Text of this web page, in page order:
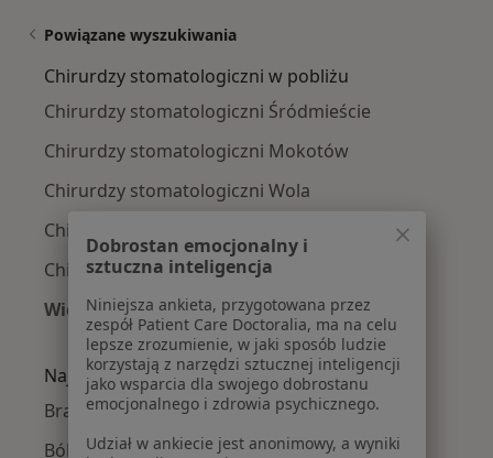
Powiązane wyszukiwania
Chirurdzy stomatologiczni w pobliżu
Chirurdzy stomatologiczni Śródmieście
Chirurdzy stomatologiczni Mokotów
Chirurdzy stomatologiczni Wola
Chirurdzy stomatologiczni Ursynów
Chirurdzy stomatologiczni Żoliborz
Więcej (13)
Więcej w kategorii: Chirurdzy
Najczęście leczone choroby
Braki zębowe w Warszawie
Ból zęba w Warszawie
Dobrostan emocjonalny i
sztuczna inteligencja
Niniejsza ankieta, przygotowana przez
zespół Patient Care Doctoralia, ma na celu
lepsze zrozumienie, w jaki sposób ludzie
korzystają z narzędzi sztucznej inteligencji
jako wsparcia dla swojego dobrostanu
emocjonalnego i zdrowia psychicznego.
Udział w ankiecie jest anonimowy, a wyniki